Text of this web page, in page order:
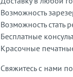
Возможность
Возможность стать
Бесплатные
Красочные
Свяжитесь с нами